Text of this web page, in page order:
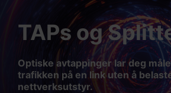
TAPs og
Optiske avtappinger lar deg
trafikken på en link uten å
nettverksutstyr.